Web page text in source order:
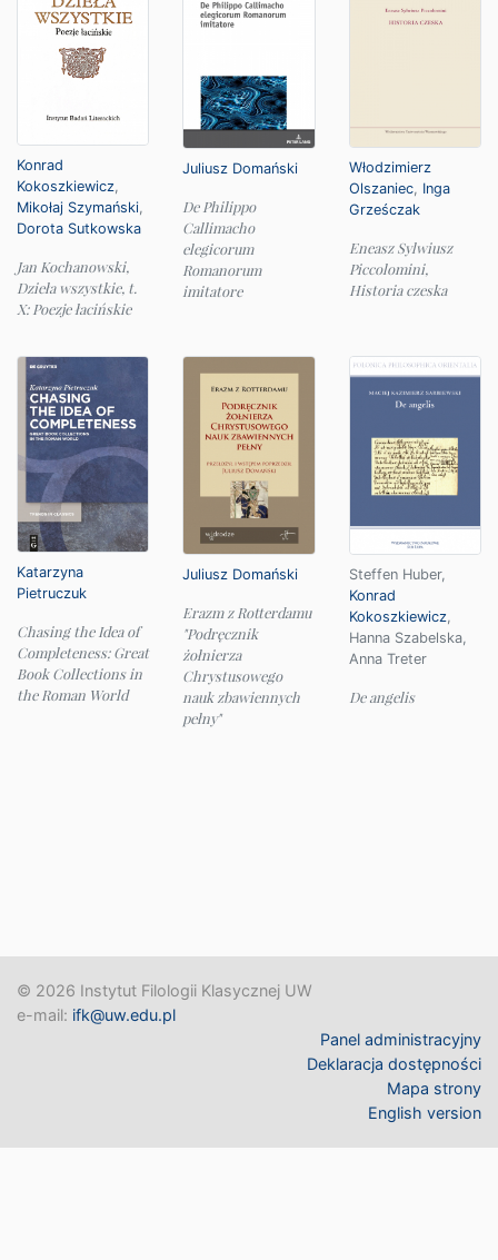
Konrad
Kokoszkiewicz,
Mikołaj Szymański,
Dorota Sutkowska
Jan Kochanowski,
Dzieła wszystkie, t.
X: Poezje łacińskie
Juliusz Domański
De Philippo
Callimacho
elegicorum
Romanorum
imitatore
Włodzimierz
Olszaniec, Inga
Grześczak
Eneasz Sylwiusz
Piccolomini,
Historia czeska
Katarzyna
Pietruczuk
Chasing the Idea of
Completeness: Great
Book Collections in
the Roman World
Juliusz Domański
Erazm z Rotterdamu
"Podręcznik
żołnierza
Chrystusowego
nauk zbawiennych
pełny"
Steffen Huber,
Konrad
Kokoszkiewicz,
Hanna Szabelska,
Anna Treter
De angelis
© 2026 Instytut Filologii Klasycznej UW
e-mail: ifk@uw.edu.pl
Panel administracyjny
Deklaracja dostępności
Mapa strony
English version